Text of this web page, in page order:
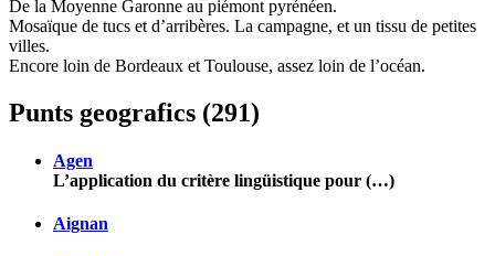
De la Moyenne Garonne au piémont pyrénéen.
Mosaïque de tucs et d’arribères. La campagne, et un tissu de petites
villes.
Encore loin de Bordeaux et Toulouse, assez loin de l’océan.
Punts geografics (291)
Agen
L’application du critère lingüistique pour (…)
Aignan